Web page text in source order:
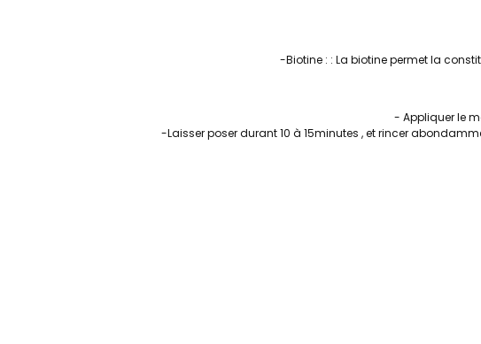
-Biotine : : La biotine permet la
- Appliquer le
-Laisser poser durant 10 à